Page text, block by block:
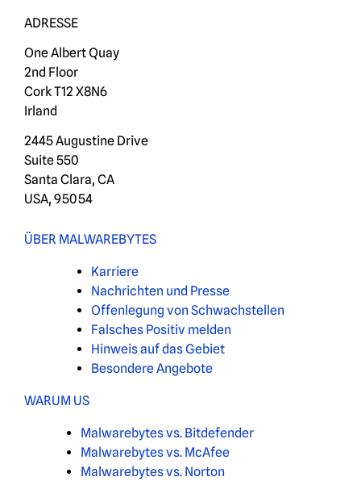
ADRESSE
One Albert Quay
2nd Floor
Cork T12 X8N6
Irland
2445 Augustine Drive
Suite 550
Santa Clara, CA
USA, 95054
ÜBER MALWAREBYTES
Karriere
Nachrichten und Presse
Offenlegung von Schwachstellen
Falsches Positiv melden
Hinweis auf das Gebiet
Besondere Angebote
WARUM US
Malwarebytes vs. Bitdefender
Malwarebytes vs. McAfee
Malwarebytes vs. Norton